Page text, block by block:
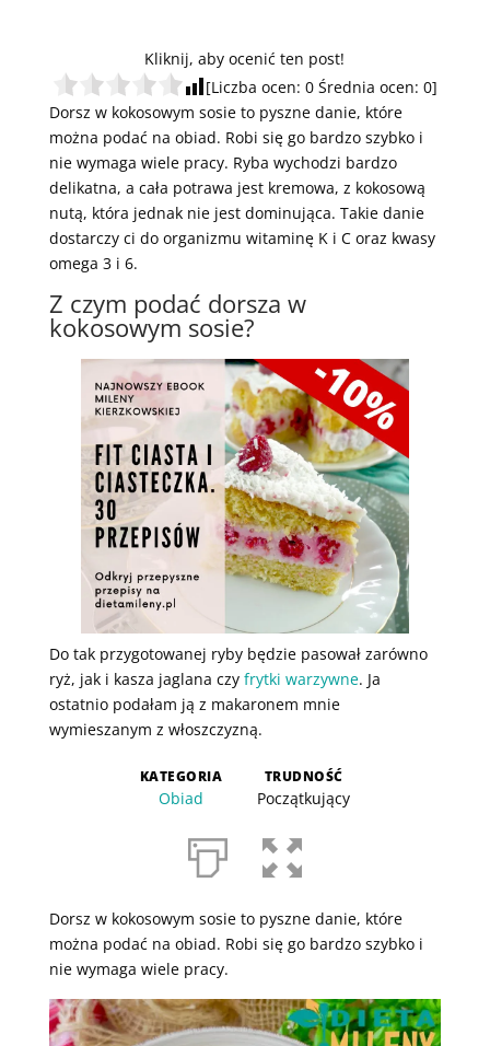
Kliknij, aby ocenić ten post!
[Liczba ocen: 0Średnia ocen: 0]
Dorsz w kokosowym sosie to pyszne danie, które
można podać na obiad. Robi się go bardzo szybko i
nie wymaga wiele pracy. Ryba wychodzi bardzo
delikatna, a cała potrawa jest kremowa, z kokosową
nutą, która jednak nie jest dominująca. Takie danie
dostarczy ci do organizmu witaminę K i C oraz kwasy
omega 3 i 6.
Z czym podać dorsza w
kokosowym sosie?
Do tak przygotowanej ryby będzie pasował zarówno
ryż, jak i kasza jaglana czy frytki warzywne. Ja
ostatnio podałam ją z makaronem mnie
wymieszanym z włoszczyzną.
KATEGORIA
Obiad
TRUDNOŚĆ
Początkujący
Dorsz w kokosowym sosie to pyszne danie, które
można podać na obiad. Robi się go bardzo szybko i
nie wymaga wiele pracy.